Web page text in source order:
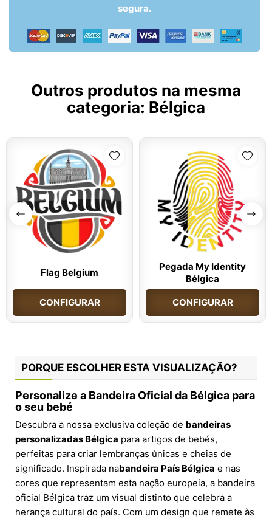
segura.
Outros produtos na mesma
categoria: Bélgica
Flag Belgium
CONFIGURAR
Pegada My Identity
Bélgica
CONFIGURAR
PORQUE ESCOLHER ESTA VISUALIZAÇÃO?
Personalize a Bandeira Oficial da Bélgica para
o seu bebé
Descubra a nossa exclusiva coleção de bandeiras
personalizadas Bélgica para artigos de bebés,
perfeitas para criar lembranças únicas e cheias de
significado. Inspirada nabandeira País Bélgica e nas
cores que representam esta nação europeia, a bandeira
oficial Bélgica traz um visual distinto que celebra a
herança cultural do país. Com um design que remete às